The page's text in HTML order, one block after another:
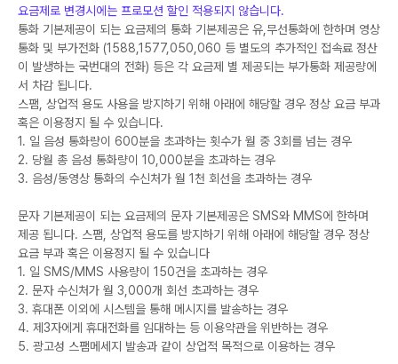
요금제로 변경시에는 프로모션 할인 적용되지 않습니다.
통화 기본제공이 되는 요금제의 통화 기본제공은 유,무선통화에 한하며 영상
통화 및 부가전화 (1588,1577,050,060 등 별도의 추가적인 접속료 정산
이 발생하는 국번대의 전화) 등은 각 요금제 별 제공되는 부가통화 제공량에
서 차감 됩니다.
스팸, 상업적 용도 사용을 방지하기 위해 아래에 해당할 경우 정상 요금 부과
혹은 이용정지 될 수 있습니다.
1. 일 음성 통화량이 600분을 초과하는 횟수가 월 중 3회를 넘는 경우
2. 당월 총 음성 통화량이 10,000분을 초과하는 경우
3. 음성/동영상 통화의 수신처가 월 1천 회선을 초과하는 경우
문자 기본제공이 되는 요금제의 문자 기본제공은 SMS와 MMS에 한하며
제공 됩니다. 스팸, 상업적 용도를 방지하기 위해 아래에 해당할 경우 정상
요금 부과 혹은 이용정지 될 수 있습니다
1. 일 SMS/MMS 사용량이 150건을 초과하는 경우
2. 문자 수신처가 월 3,000개 회선 초과하는 경우
3. 휴대폰 이외에 시스템을 통해 메시지를 발송하는 경우
4. 제3자에게 휴대전화를 임대하는 등 이용약관을 위반하는 경우
5. 광고성 스팸메세지 발송과 같이 상업적 목적으로 이용하는 경우